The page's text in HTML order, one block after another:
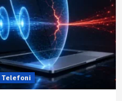
Telefoni